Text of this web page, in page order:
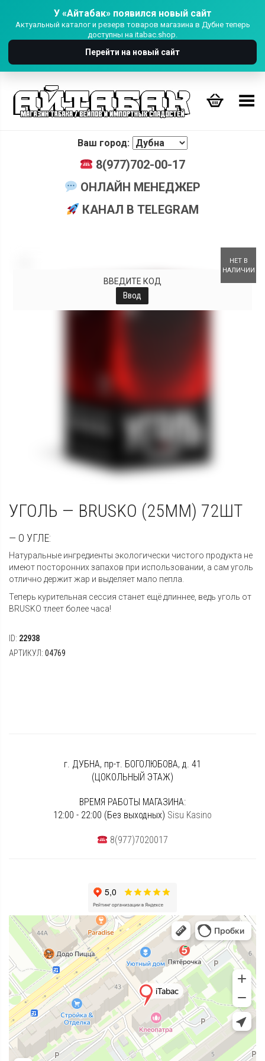
У «Айтабак» появился новый сайт
Актуальный каталог и резерв товаров магазина в Дубне теперь
доступны на itabac.shop.
Перейти на новый сайт
Переключить Меню
Ваш город:
8(977)702-00-17
ОНЛАЙН МЕНЕДЖЕР
КАНАЛ В TELEGRAM
НЕТ В
НАЛИЧИИ
ВВЕДИТЕ КОД
Ввод
УГОЛЬ — BRUSKO (25ММ) 72ШТ
— О УГЛЕ:
Натуральные ингредиенты экологически чистого продукта не
имеют посторонних запахов при использовании, а сам уголь
отлично держит жар и выделяет мало пепла.
Теперь курительная сессия станет ещё длиннее, ведь уголь от
BRUSKO тлеет более часа!
ID: 22938
АРТИКУЛ: 04769
г. ДУБНА, пр-т. БОГОЛЮБОВА, д. 41
(ЦОКОЛЬНЫЙ ЭТАЖ)
ВРЕМЯ РАБОТЫ МАГАЗИНА:
12:00 - 22:00 (Без выходных) Sisu Kasino
8(977)7020017